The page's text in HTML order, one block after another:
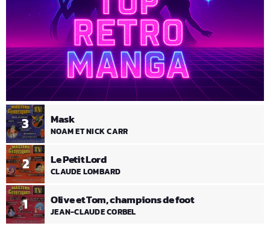
1 Olive et Tom, champions de foot
JEAN-CLAUDE CORBEL
2 Le Petit Lord
CLAUDE LOMBARD
3 Mask
NOAM ET NICK CARR